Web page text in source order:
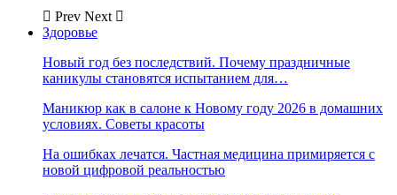
Prev Next
Здоровье
Новый год без последствий. Почему праздничные
каникулы становятся испытанием для…
Маникюр как в салоне к Новому году 2026 в домашних
условиях. Советы красоты
На ошибках лечатся. Частная медицина примиряется с
новой цифровой реальностью